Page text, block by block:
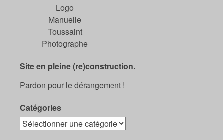
Logo
Manuelle
Toussaint
Photographe
Site en pleine (re)construction.
Pardon pour le dérangement !
Catégories